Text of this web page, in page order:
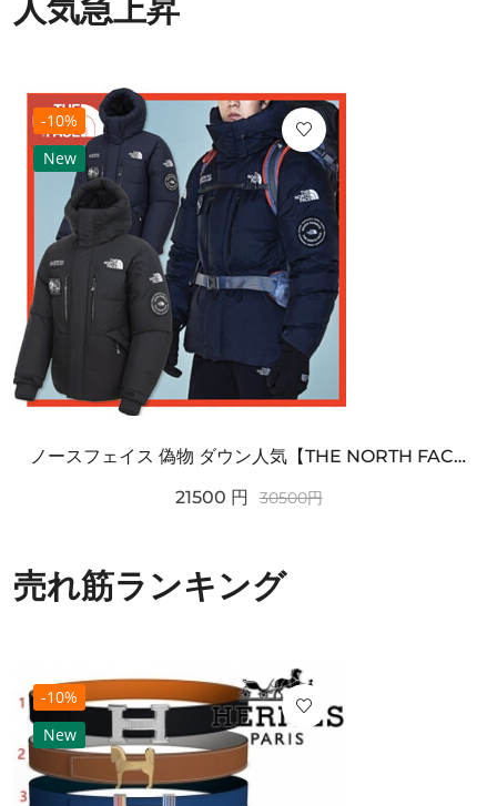
人気急上昇
-10%
New
ノースフェイス 偽物 ダウン人気【THE NORTH FACE】M'S 7 SUMMIT HIM...
21500 円 30500円
売れ筋ランキング
-10%
New